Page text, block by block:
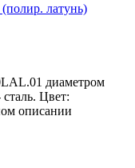
латунь)
диаметром
Цвет:
описании